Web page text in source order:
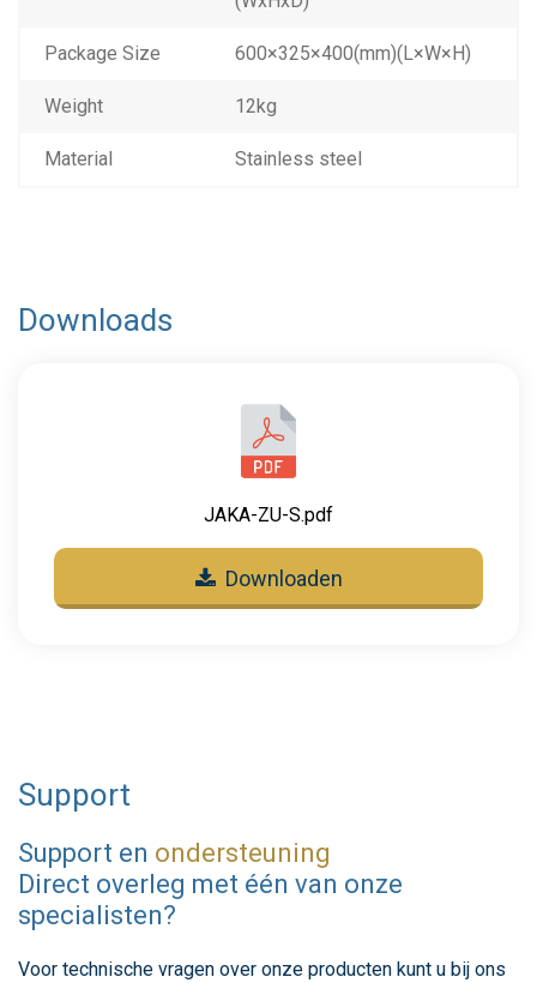
Package Size 600×325×400(mm)(L×W×H)
Weight 12kg
Material Stainless steel
Downloads
JAKA-ZU-S.pdf
Downloaden
Support
Support en ondersteuning
Direct overleg met één van onze
specialisten?
Voor technische vragen over onze producten kunt u bij ons